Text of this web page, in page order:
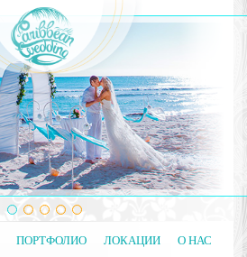
ПОРТФОЛИО ЛОКАЦИИ
О НАС